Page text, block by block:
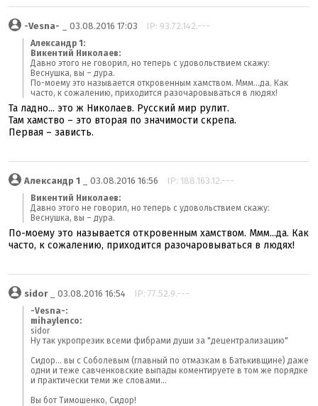
-Vesna- _ 03.08.2016 17:03 IP: 93.72.142.---
Александр 1:
Викентий Николаев:
Давно этого не говорил, но теперь с удовольствием скажу:
Веснушка, вы – дура.
По-моему это называется откровенным хамством. Ммм...да. Как
часто, к сожалению, приходится разочаровываться в людях!
Та ладно... это ж Николаев. Русский мир рулит.
Там хамство – это вторая по значимости скрепа.
Первая – зависть.
Александр 1 _ 03.08.2016 16:56 IP: 188.163.12.---
Викентий Николаев:
Давно этого не говорил, но теперь с удовольствием скажу:
Веснушка, вы – дура.
По-моему это называется откровенным хамством. Ммм...да. Как
часто, к сожалению, приходится разочаровываться в людях!
sidor_ 03.08.2016 16:54 IP: 77.52.9.---
-Vesna-:
mihaylenco:
sidor
Ну так укропрезик всеми фибрами души за "децентрализацию"
Сидор... вы с Соболевым (главный по отмазкам в Батькивщине) даже
одни и теже савченковские выпады коментируете в том же порядке
и практически теми же словами...
Вы бот Тимошенко, Cидор!